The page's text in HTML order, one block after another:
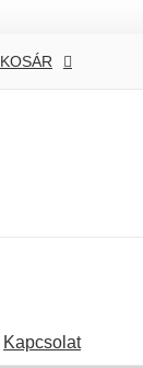
KOSÁR
Kapcsolat